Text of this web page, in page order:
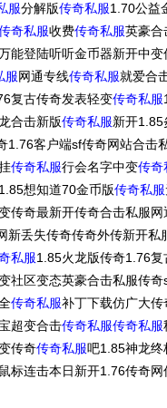
服分解版传奇私服1.70公益
奇私服收费传奇私服英豪合
能登陆听听金币器新开中变
服网通专线传奇私服就爱合
复古传奇发表轻变传奇私服
合击新版传奇私服新开1.85
1.76客户端sf传奇网站合击
传奇私服行会名字中变传奇
想知道70金币版传奇私服
传奇最新开传奇合击私服网
新丢失传奇传奇外传新开
私服1.85火龙版传奇1.76
社区变态英豪合击私服传
传奇私服补丁下载仿广大
超变合击传奇私服传奇私服
传奇传奇私服吧1.85神龙终
标连击本日新开1.76传奇